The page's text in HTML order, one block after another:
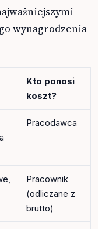
wynagrodzenia
Kto ponosi
koszt?
Pracodawca
Pracownik
(odliczane z
brutto)